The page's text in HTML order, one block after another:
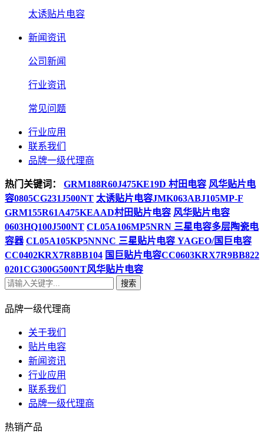
太诱贴片电容
新闻资讯
公司新闻
行业资讯
常见问题
行业应用
联系我们
品牌一级代理商
热门关键词： GRM188R60J475KE19D 村田电容 风华贴片电
容0805CG231J500NT 太诱贴片电容JMK063ABJ105MP-F
GRM155R61A475KEAAD村田贴片电容 风华贴片电容
0603HQ100J500NT CL05A106MP5NRN 三星电容多层陶瓷电
容器 CL05A105KP5NNNC 三星贴片电容 YAGEO/国巨电容
CC0402KRX7R8BB104 国巨贴片电容CC0603KRX7R9BB822
0201CG300G500NT风华贴片电容
搜索
品牌一级代理商
关于我们
贴片电容
新闻资讯
行业应用
联系我们
品牌一级代理商
热销产品